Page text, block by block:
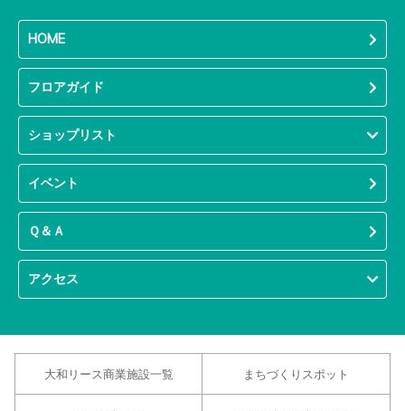
HOME
フロアガイド
ショップリスト
イベント
Ｑ＆Ａ
アクセス
大和リース商業施設一覧 まちづくりスポット